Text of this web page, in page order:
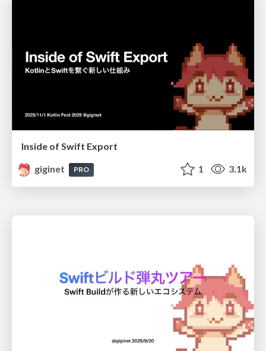
Inside of Swift Export
giginet
PRO 1 3.1k